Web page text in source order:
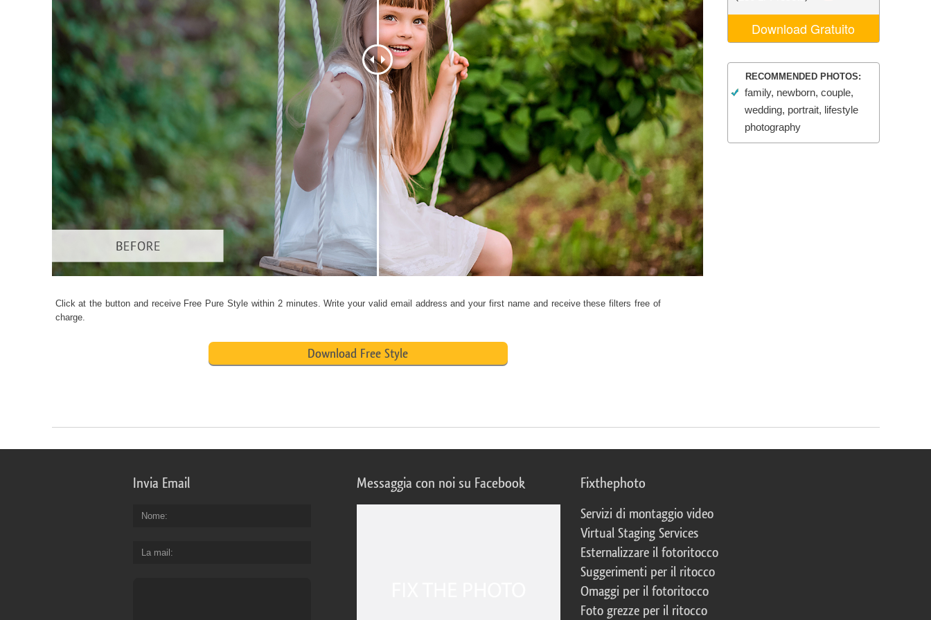
Servizi di ritocco del prodotto Servizi di ritocco gioielli Dati di Addestramento AI Video Editing Services
Download Gratuito
RECOMMENDED PHOTOS:
family, newborn, couple,
wedding, portrait, lifestyle
photography
Click at the button and receive Free Pure Style within 2 minutes. Write your valid email address and your first name and receive these filters free of
charge.
Download Free Style
Invia Email
Nome
La mail
Messaggia con noi su Facebook Fixthephoto
Servizi di montaggio video
Virtual Staging Services
Esternalizzare il fotoritocco
Suggerimenti per il ritocco
Omaggi per il fotoritocco
Foto grezze per il ritocco